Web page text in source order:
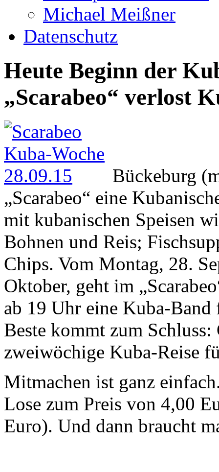
Michael Meißner
Datenschutz
Heute Beginn der
„Scarabeo“ verlost
Bückeburg
„Scarabeo“ eine
mit kubanischen Speisen
Bohnen und Reis;
Chips. Vom Montag, 28.
Oktober, geht im
ab 19 Uhr eine Kuba-
Beste kommt zum
zweiwöchige Kuba-Reise
Mitmachen ist ganz
Lose zum Preis von 4,00
Euro). Und dann braucht